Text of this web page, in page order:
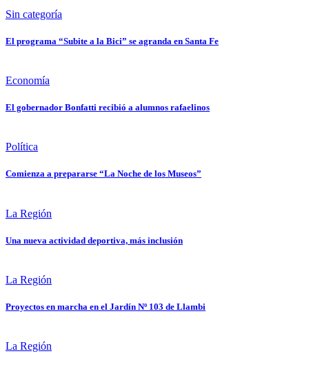
Sin categoría
El programa “Subite a la Bici” se agranda en Santa Fe
Economía
El gobernador Bonfatti recibió a alumnos rafaelinos
Política
Comienza a prepararse “La Noche de los Museos”
La Región
Una nueva actividad deportiva, más inclusión
La Región
Proyectos en marcha en el Jardín Nº 103 de Llambi
La Región